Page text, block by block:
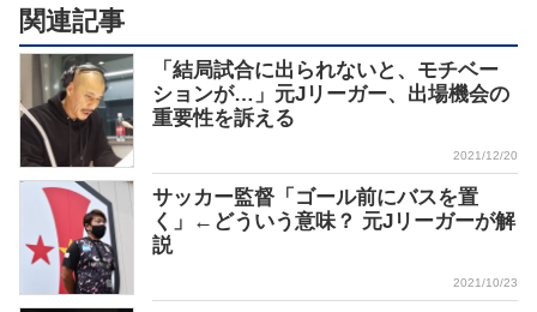
関連記事
「結局試合に出られないと、モチベー
ションが…」元Jリーガー、出場機会の
重要性を訴える
2021/12/20
サッカー監督「ゴール前にバスを置
く」←どういう意味？ 元Jリーガーが解
説
2021/10/23